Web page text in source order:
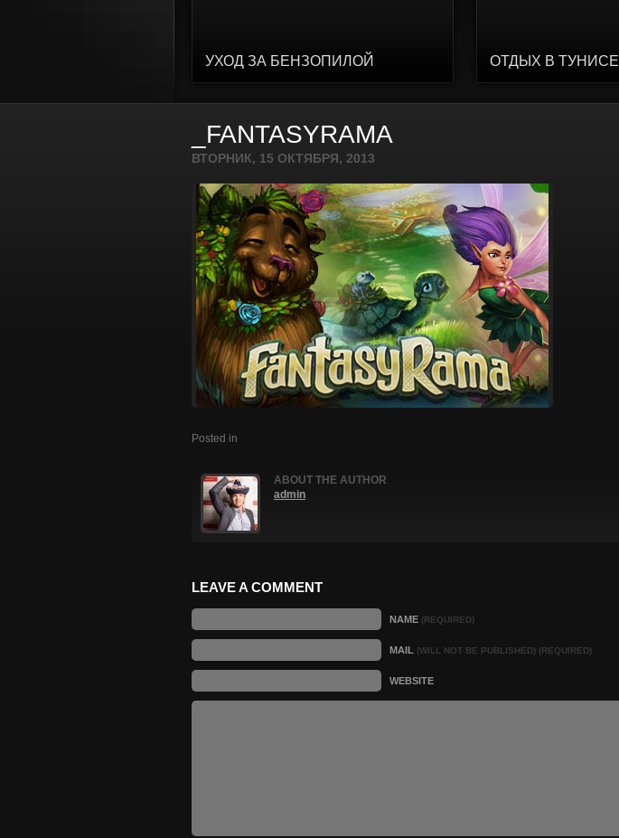
УХОД ЗА БЕНЗОПИЛОЙ ОТДЫХ В ТУНИСЕ
_FANTASYRAMA
ВТОРНИК, 15 ОКТЯБРЯ, 2013
Posted in
ABOUT THE AUTHOR
admin
LEAVE A COMMENT
NAME (REQUIRED)
MAIL (WILL NOT BE PUBLISHED) (REQUIRED)
WEBSITE